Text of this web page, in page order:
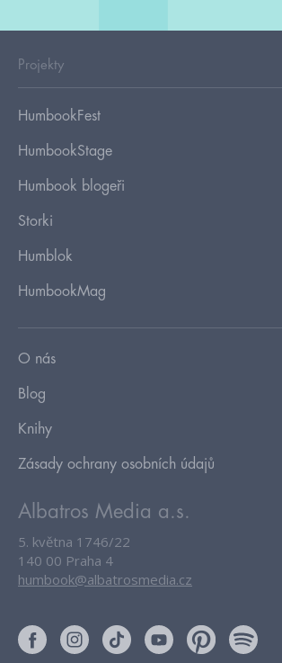
Projekty
HumbookFest
HumbookStage
Humbook blogeři
Storki
Humblok
HumbookMag
O nás
Blog
Knihy
Zásady ochrany osobních údajů
Albatros Media a.s.
5. května 1746/22
140 00 Praha 4
humbook@albatrosmedia.cz